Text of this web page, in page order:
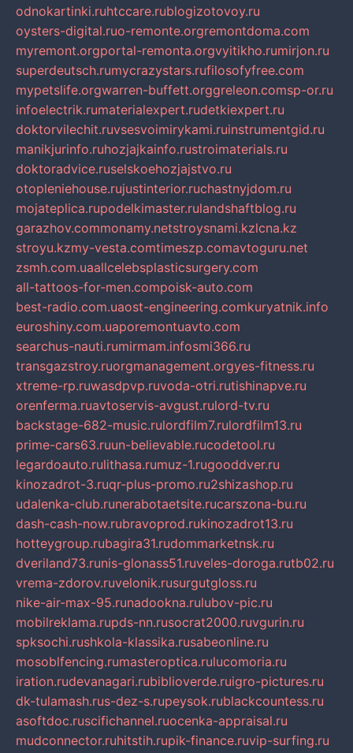
odnokartinki.ruhtccare.rublogizotovoy.ru
oysters-digital.ruo-remonte.orgremontdoma.com
myremont.orgportal-remonta.orgvyitikho.rumirjon.ru
superdeutsch.rumycrazystars.rufilosofyfree.com
mypetslife.orgwarren-buffett.orggreleon.comsp-or.ru
infoelectrik.rumaterialexpert.rudetkiexpert.ru
doktorvilechit.ruvsesvoimirykami.ruinstrumentgid.ru
manikjurinfo.ruhozjajkainfo.rustroimaterials.ru
doktoradvice.ruselskoehozjajstvo.ru
otopleniehouse.rujustinterior.ruchastnyjdom.ru
mojateplica.rupodelkimaster.rulandshaftblog.ru
garazhov.commonamy.netstroysnami.kzlcna.kz
stroyu.kzmy-vesta.comtimeszp.comavtoguru.net
zsmh.com.uaallcelebsplasticsurgery.com
all-tattoos-for-men.compoisk-auto.com
best-radio.com.uaost-engineering.comkuryatnik.info
euroshiny.com.uaporemontuavto.com
searchus-nauti.rumirmam.infosmi366.ru
transgazstroy.ruorgmanagement.orgyes-fitness.ru
xtreme-rp.ruwasdpvp.ruvoda-otri.rutishinapve.ru
orenferma.ruavtoservis-avgust.rulord-tv.ru
backstage-682-music.rulordfilm7.rulordfilm13.ru
prime-cars63.ruun-believable.rucodetool.ru
legardoauto.rulithasa.rumuz-1.rugooddver.ru
kinozadrot-3.ruqr-plus-promo.ru2shizashop.ru
udalenka-club.runerabotaetsite.rucarszona-bu.ru
dash-cash-now.rubravoprod.rukinozadrot13.ru
hotteygroup.rubagira31.rudommarketnsk.ru
dveriland73.runis-glonass51.ruveles-doroga.rutb02.ru
vrema-zdorov.ruvelonik.rusurgutgloss.ru
nike-air-max-95.runadookna.rulubov-pic.ru
mobilreklama.rupds-nn.rusocrat2000.ruvgurin.ru
spksochi.rushkola-klassika.rusabeonline.ru
mosoblfencing.rumasteroptica.rulucomoria.ru
iration.rudevanagari.rubiblioverde.ruigro-pictures.ru
dk-tulamash.rus-dez-s.rupeysok.rublackcountess.ru
asoftdoc.ruscifichannel.ruocenka-appraisal.ru
mudconnector.ruhitstih.rupik-finance.ruvip-surfing.ru